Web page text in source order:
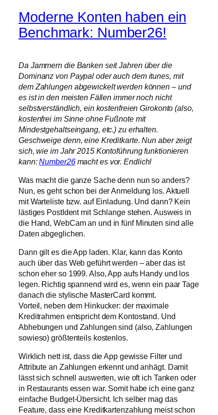
Moderne Konten haben ein
Benchmark: Number26!
Da Jammern die Banken seit Jahren über die
Dominanz von Paypal oder auch dem itunes, mit
dem Zahlungen abgewickelt werden können – und
es ist in den meisten Fällen immer noch nicht
selbstverständlich, ein kostenfreien Girokonto (also,
kostenfrei im Sinne ohne Fußnote mit
Mindestgehaltseingang, etc.) zu erhalten.
Geschweige denn, eine Kreditkarte. Nun aber zeigt
sich, wie im Jahr 2015 Kontoführung funktionieren
kann: Number26macht es vor. Endlich!
Was macht die ganze Sache denn nun so anders?
Nun, es geht schon bei der Anmeldung los. Aktuell
mit Warteliste bzw. auf Einladung. Und dann? Kein
lästiges PostIdent mit Schlange stehen. Ausweis in
die Hand, WebCam an und in fünf Minuten sind alle
Daten abgeglichen.
Dann gilt es die App laden. Klar, kann das Konto
auch über das Web geführt werden – aber das ist
schon eher so 1999. Also, App aufs Handy und los
legen. Richtig spannend wird es, wenn ein paar Tage
danach die stylische MasterCard kommt.
Vorteil, neben dem Hinkucker: der maximale
Kreditrahmen entspricht dem Kontostand. Und
Abhebungen und Zahlungen sind (also, Zahlungen
sowieso) größtenteils kostenlos.
Wirklich nett ist, dass die App gewisse Filter und
Attribute an Zahlungen erkennt und anhägt. Damit
lässt sich schnell auswerten, wie oft ich Tanken oder
in Restaurants essen war. Somit habe ich eine ganz
einfache Budget-Übersicht. Ich selber mag das
Feature, dass eine Kreditkartenzahlung meist schon